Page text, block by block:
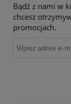
Bądź z nami w
chcesz
promocjach.